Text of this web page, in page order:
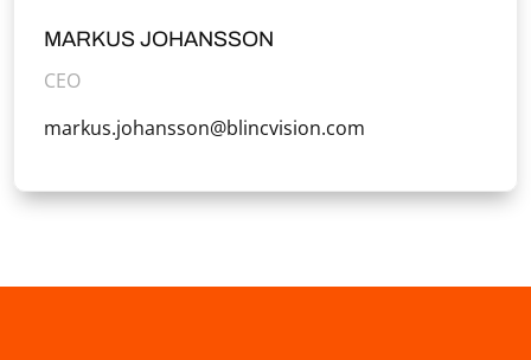
MARKUS JOHANSSON
CEO
markus.johansson@blincvision.com